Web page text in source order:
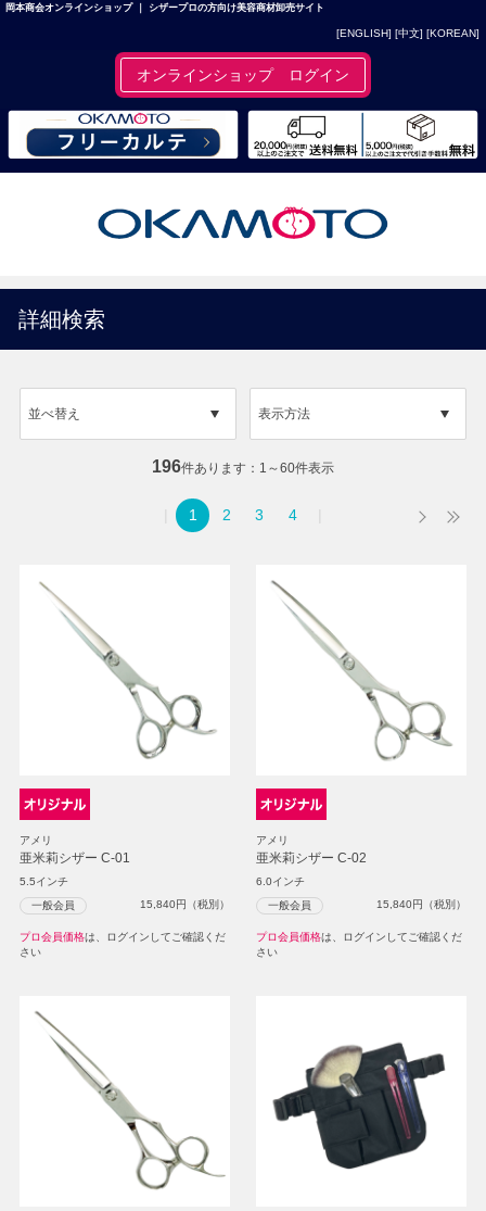
岡本商会オンラインショップ ｜ シザープロの方向け美容商材卸売サイト
[ENGLISH] [中文] [KOREAN]
オンラインショップ ログイン
詳細検索
表示方法
並べ替え
196件あります 1～60件表示
1 2 3 4
アメリ
亜米莉シザー C-01
5.5インチ
一般会員 15,840円（税別）
プロ会員価格は、ログインしてご確認くだ
さい
アメリ
亜米莉シザー C-02
6.0インチ
一般会員 15,840円（税別）
プロ会員価格は、ログインしてご確認くだ
さい